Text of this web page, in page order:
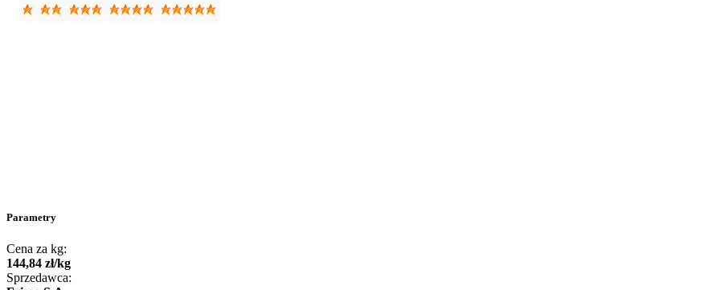
Parametry
Cena za kg:
144,84 zł/kg
Sprzedawca: